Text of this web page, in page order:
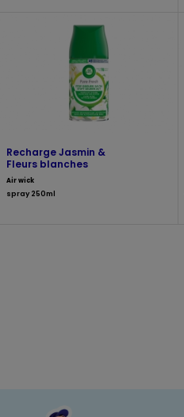
Recharge Jasmin &
Fleurs blanches
Air wick
spray 250ml